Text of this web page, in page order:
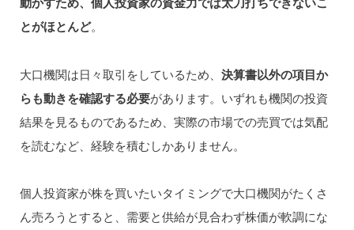
とがほとんど。
大口機関は日々取引をしているため、 決算書以外の項目か
らも動きを確認する必要があります。いずれも機関の投資
結果を見るものであるため、実際の市場での売買では気配
を読むなど、経験を積むしかありません。
個人投資家が株を買いたいタイミングで大口機関がたくさ
ん売ろうとすると、需要と供給が見合わず株価が軟調にな